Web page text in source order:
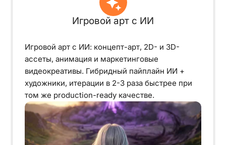
Игровой арт с ИИ
Игровой арт с ИИ: концепт-арт, 2D- и 3D-
ассеты, анимация и маркетинговые
видеокреативы. Гибридный пайплайн ИИ +
художники, итерации в 2-3 раза быстрее при
том же production-ready качестве.